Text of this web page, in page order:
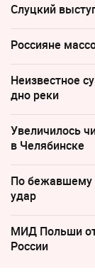
Слуцкий
Россияне
Неизвестное
дно реки
Увеличилось
в Челябинске
По бежавшему
удар
МИД Польши
России